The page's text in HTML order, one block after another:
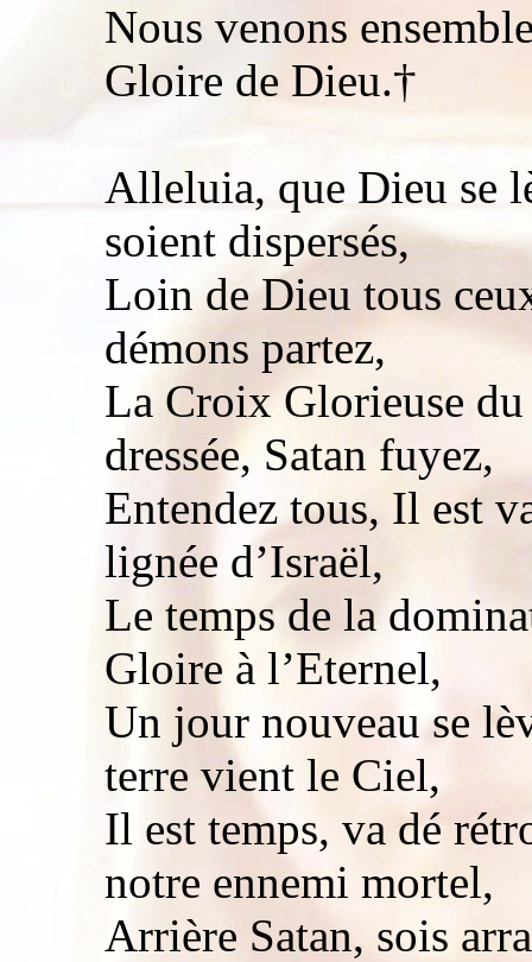
Nous venons
Gloire de Dieu.†
Alleluia, que Dieu se
soient dispersés,
Loin de Dieu tous
démons partez,
La Croix Glorieuse du
dressée, Satan fuyez,
Entendez tous, Il est
lignée d’Israël,
Le temps de la
Gloire à l’Eternel,
Un jour nouveau se
terre vient le Ciel,
Il est temps, va dé
notre ennemi mortel,
Arrière Satan, sois